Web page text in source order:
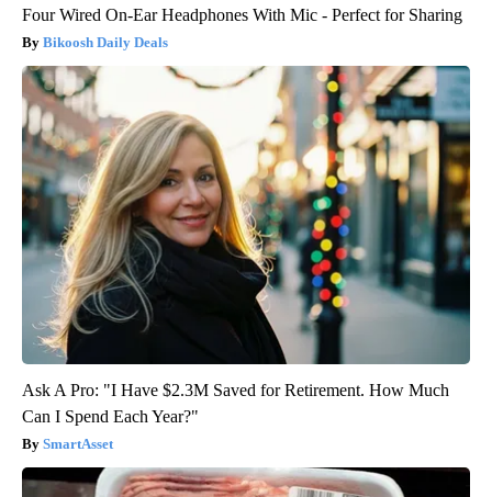
Four Wired On-Ear Headphones With Mic - Perfect for Sharing
Bikoosh Daily Deals
Ask A Pro: "I Have $2.3M Saved for Retirement. How Much
Can I Spend Each Year?"
SmartAsset